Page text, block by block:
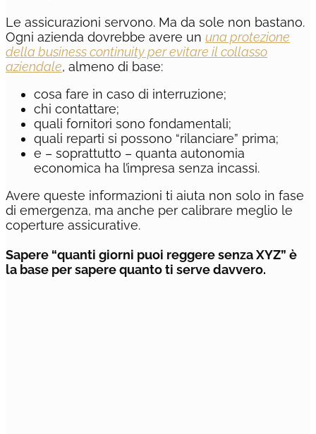
Le assicurazioni servono. Ma da sole non bastano.
Ogni azienda dovrebbe avere un una protezione
della business continuity per evitare il collasso
aziendale, almeno di base:
cosa fare in caso di interruzione;
chi contattare;
quali fornitori sono fondamentali;
quali reparti si possono “rilanciare” prima;
e – soprattutto – quanta autonomia
economica ha l’impresa senza incassi.
Avere queste informazioni ti aiuta non solo in fase
di emergenza, ma anche per calibrare meglio le
coperture assicurative.
Sapere “quanti giorni puoi reggere senza XYZ” è
la base per sapere quanto ti serve davvero.